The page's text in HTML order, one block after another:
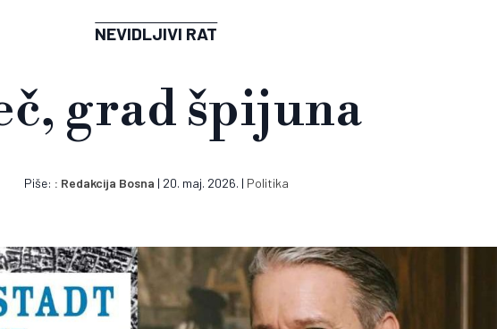
NEVIDLJIVI RAT
grad špijuna
Piše: Redakcija Bosna | 20. maj. 2026. | Politika